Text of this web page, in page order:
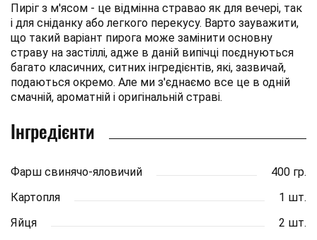
Пиріг з м'ясом - це відмінна стравао як для вечері, так
і для сніданку або легкого перекусу. Варто зауважити,
що такий варіант пирога може замінити основну
страву на застіллі, адже в даній випічці поєднуються
багато класичних, ситних інгредієнтів, які, зазвичай,
подаються окремо. Але ми з'єднаємо все це в одній
смачній, ароматній і оригінальній страві.
Інгредієнти
Фарш свинячо-яловичий
400 гр.
Картопля
1 шт.
Яйця
2 шт.